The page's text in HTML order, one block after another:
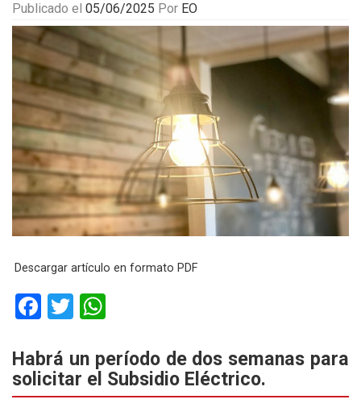
Publicado el 05/06/2025 Por EO
Descargar artículo en formato PDF
F
ce
b
T
tt
er
at
s
Habrá un período de dos semanas para
solicitar el Subsidio Eléctrico.